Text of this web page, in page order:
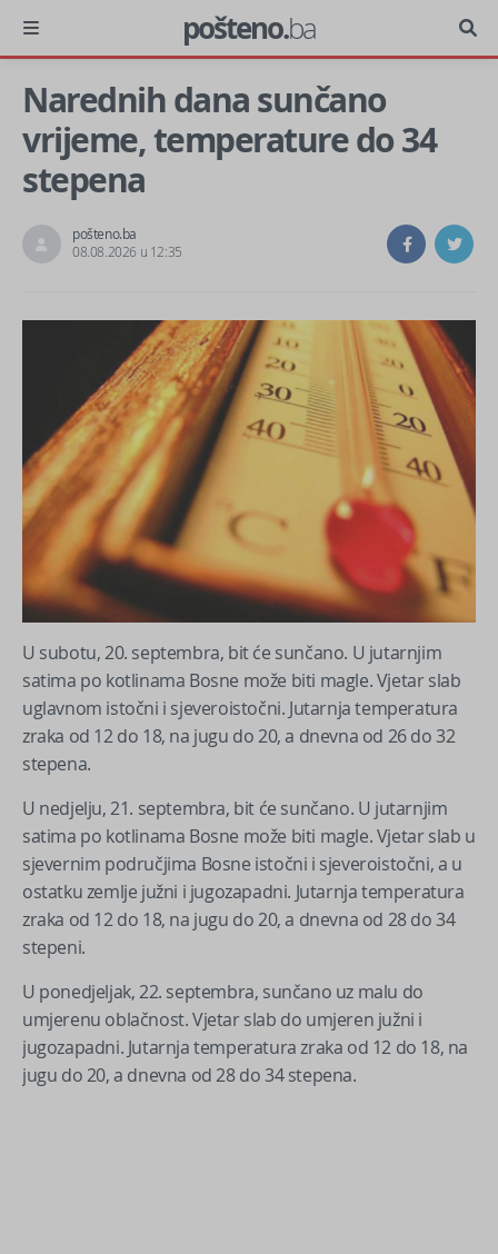
pošteno.ba
Narednih dana sunčano
vrijeme, temperature do 34
stepena
pošteno.ba
08.08.2026 u 12:35
U subotu, 20. septembra, bit će sunčano. U jutarnjim
satima po kotlinama Bosne može biti magle. Vjetar slab
uglavnom istočni i sjeveroistočni. Jutarnja temperatura
zraka od 12 do 18, na jugu do 20, a dnevna od 26 do 32
stepena.
U nedjelju, 21. septembra, bit će sunčano. U jutarnjim
satima po kotlinama Bosne može biti magle. Vjetar slab u
sjevernim područjima Bosne istočni i sjeveroistočni, a u
ostatku zemlje južni i jugozapadni. Jutarnja temperatura
zraka od 12 do 18, na jugu do 20, a dnevna od 28 do 34
stepeni.
U ponedjeljak, 22. septembra, sunčano uz malu do
umjerenu oblačnost. Vjetar slab do umjeren južni i
jugozapadni. Jutarnja temperatura zraka od 12 do 18, na
jugu do 20, a dnevna od 28 do 34 stepena.